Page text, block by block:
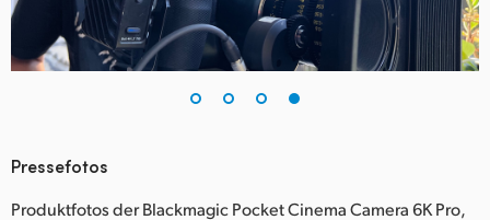
Pressefotos
Produktfotos der Blackmagic Pocket Cinema Camera 6K Pro,